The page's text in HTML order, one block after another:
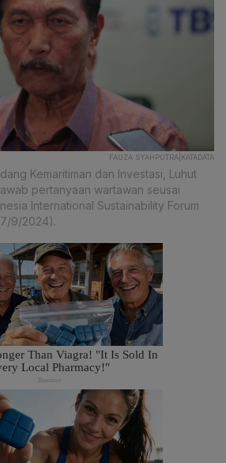
FAUZA SYAHPUTRA|KATADATA
Kemaritiman dan Investasi, Luhut
pertanyaan wartawan seusai
International Sustainability Forum
9/2024).